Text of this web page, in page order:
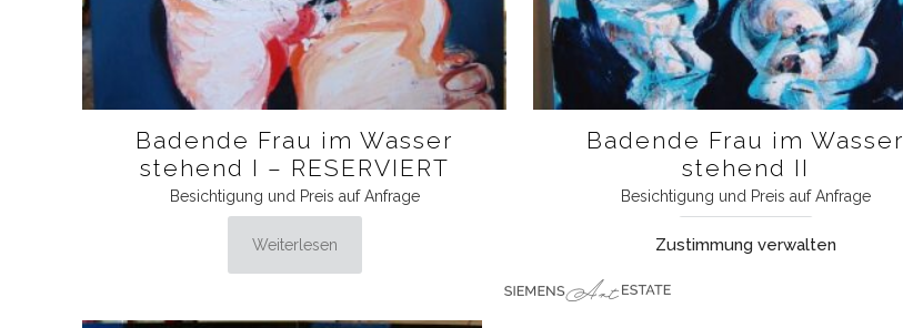
Zustimmung verwalten
Badende Frau im Wasser
stehend I – RESERVIERT
Besichtigung und Preis auf Anfrage
Weiterlesen
Badende Frau im Wasser
stehend II
Besichtigung und Preis auf Anfrage
Weiterlesen